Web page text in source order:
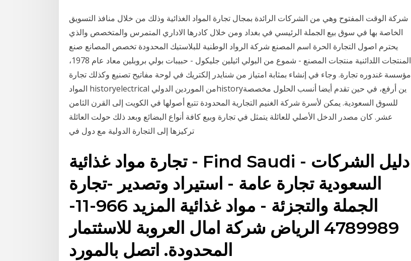
شركة الوقت المفتوح وهي من الشركات الرائدة بمجال تجارة المواد الغذائية وذلك من خلال منافذ التسويق
الخاصة بها في سوق بيع الجملة الرئيسي في بغداد ومن خلال كادرها الاداري المتمرس والمتخصص والذي
يحترم اصول التجارة الحرة اسم المصنع شركة الرواد الوطنية للبلاستيك المحدودة تخصص المصانع صنع
المنتجات اللدائنية منتجات المصنع - شموع من البولي اثيلين جليكول - حبيبات بولي بروبلين معاد عام 1978،
مؤسسة غندوره تجارة. وجاء في إنشاء بمثابة امتياز من شنايدر إلكتريك في لوحة مفاتيح تصنيع وكذلك تجارة
المواد historyelectrical من الموردين الدوليhistoryين أرفع، في حين تقدم أيضا أنسب الحلول مخصصة
للسوق السعودية. يمكن لأسرة شركة الغنيم التجارية المحدودة تتبع أصولها في الكويت إلى القرن الثامن
عشر. كان مصدر الدخل الأصلي للعائلة يتمثل في تجارة وبيع كافة أنواع البضائع وبعد ذلك حولت العائلة
تركيزها إلى التجارة الدولية مع دول في
تجارة مواد غذائية - Find Saudi - دليل الشركات
السعودية تجارة عامة - استيراد وتصدير -تجارة
الجملة والتجزئة - مواد غذائية المزيد 966-11-
4789989 الرياض شركة امال العروبة للاسثتمار
المحدودة. اتصل بالمورد